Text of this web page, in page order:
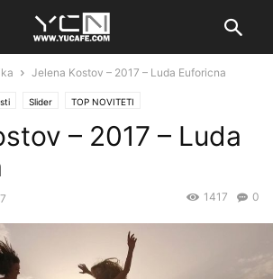
Jelena Kostov – 2017 – Luda Euforicna
Slider TOP NOVITETI
– 2017 – Luda
0
1417